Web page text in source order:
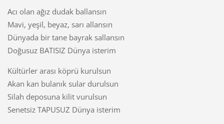
Acı olan ağız dudak ballansın
Mavi, yeşil, beyaz, sarı allansın
Dünyada bir tane bayrak sallansın
Doğusuz BATISIZ Dünya isterim
Kültürler arası köprü kurulsun
Akan kan bulanık sular durulsun
Silah deposuna kilit vurulsun
Senetsiz TAPUSUZ Dünya isterim